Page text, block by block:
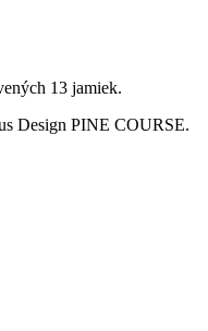
13 jamiek.
Design PINE COURSE.